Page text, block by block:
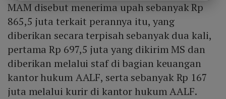
MAM disebut menerima upah sebanyak Rp
865,5 juta terkait perannya itu, yang
diberikan secara terpisah sebanyak dua kali,
pertama Rp 697,5 juta yang dikirim MS dan
diberikan melalui staf di bagian keuangan
kantor hukum AALF, serta sebanyak Rp 167
juta melalui kurir di kantor hukum AALF.